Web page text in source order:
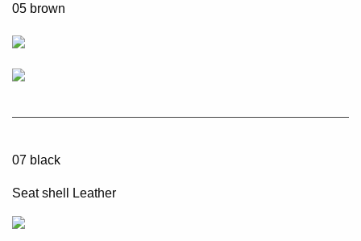
05 brown
07 black
Seat shell Leather